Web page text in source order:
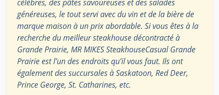
célèbres, des pâtes savoureuses et des salades
généreuses, le tout servi avec du vin et de la bière de
marque maison à un prix abordable. Si vous êtes à la
recherche du meilleur steakhouse décontracté à
Grande Prairie, MR MIKES SteakhouseCasual Grande
Prairie est l’un des endroits qu’il vous faut. Ils ont
également des succursales à Saskatoon, Red Deer,
Prince George, St. Catharines, etc.